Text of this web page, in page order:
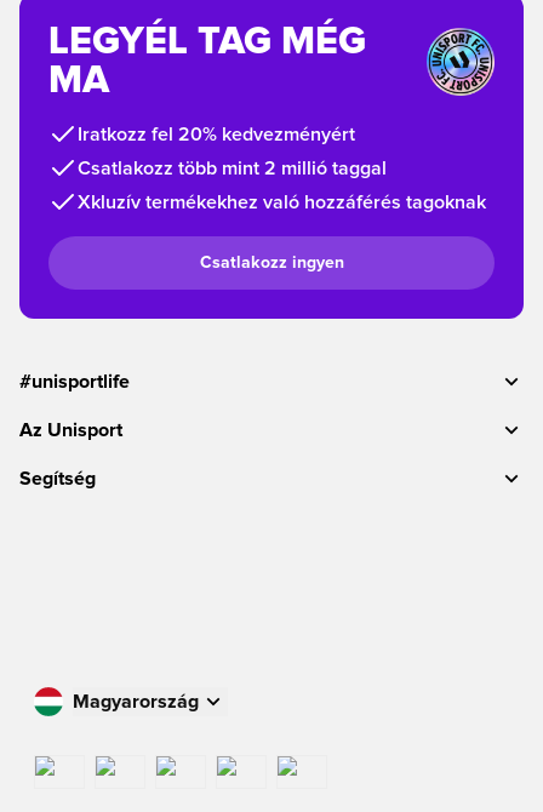
LEGYÉL TAG MÉG
MA
Iratkozz fel 20% kedvezményért
Csatlakozz több mint 2 millió taggal
Xkluzív termékekhez való hozzáférés tagoknak
Csatlakozz ingyen
#unisportlife
Az Unisport
Segítség
Magyarország